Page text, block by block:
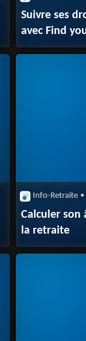
Suivre ses
avec Find
Info-Retraite
Calculer son
la retraite